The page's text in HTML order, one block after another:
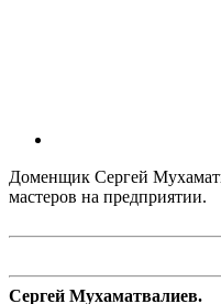
Доменщик Сергей
мастеров на предприятии.
Сергей Мухаматвалиев.